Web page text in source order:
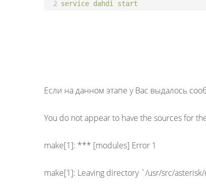
2 service dahdi start
Если на данном этапе у Вас выдалось
You do not appear to have the sources for
make[1]: *** [modules] Error 1
make[1]: Leaving directory `/usr/src/